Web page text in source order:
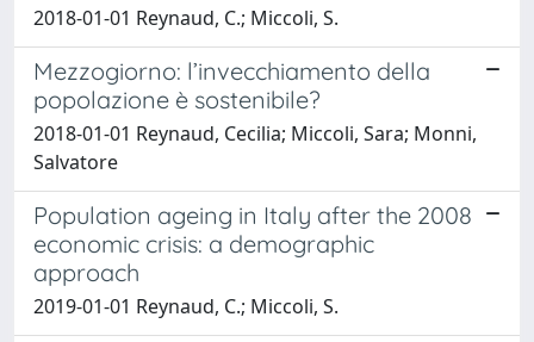
2018-01-01 Reynaud, C.; Miccoli, S.
Mezzogiorno: l’invecchiamento della
popolazione è sostenibile?
2018-01-01 Reynaud, Cecilia; Miccoli, Sara; Monni,
Salvatore
Population ageing in Italy after the 2008
economic crisis: a demographic
approach
2019-01-01 Reynaud, C.; Miccoli, S.